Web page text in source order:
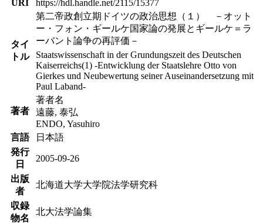
URI https://hdl.handle.net/2115/15377
タイ
トル
第二帝政創立期ドイツの政治思想（１） －オット
ー・フォン・ギールケ国家論の発展とギールケ＝ラ
ーバント論争の再評価－
Staatswissenschaft in der Grundungszeit des Deutschen
Kaiserreichs(1) -Entwicklung der Staatslehre Otto von
Gierkes und Neubewertung seiner Auseinandersetzung mit
Paul Laband-
著者
著者名
遠藤, 泰弘
ENDO, Yasuhiro
言語
日本語
発行
日
2005-09-26
出版
者
北海道大学大学院法学研究科
収録
物名
北大法学論集